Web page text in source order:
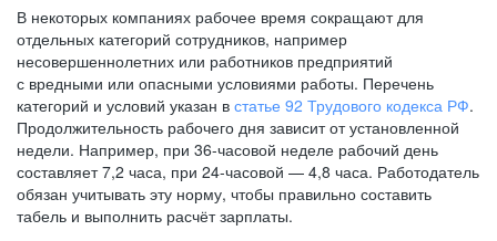
В некоторых компаниях рабочее время сокращают для
отдельных категорий сотрудников, например
несовершеннолетних или работников предприятий
с вредными или опасными условиями работы. Перечень
категорий и условий указан в статье 92 Трудового кодекса РФ.
Продолжительность рабочего дня зависит от установленной
недели. Например, при 36-часовой неделе рабочий день
составляет 7,2 часа, при 24-часовой — 4,8 часа. Работодатель
обязан учитывать эту норму, чтобы правильно составить
табель и выполнить расчёт зарплаты.